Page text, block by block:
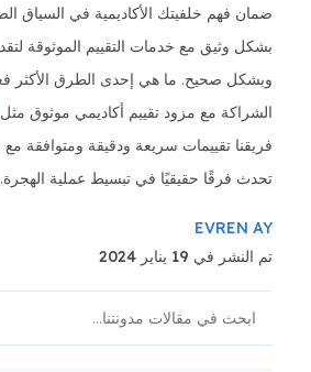
ضمان فهم خلفيتك الأكاديمية في السياق
بشكل وثيق مع خدمات التقييم الموثوقة
وبشكل صحيح. ما هي إحدى الطرق الأكثر
الشراكة مع مزود تقييم أكاديمي موثوق مثل
تحدث فرقًا حقيقيًا في تبسيط عملية الهجرة.
EVREN AY
تم النشر في 19 يناير 2024